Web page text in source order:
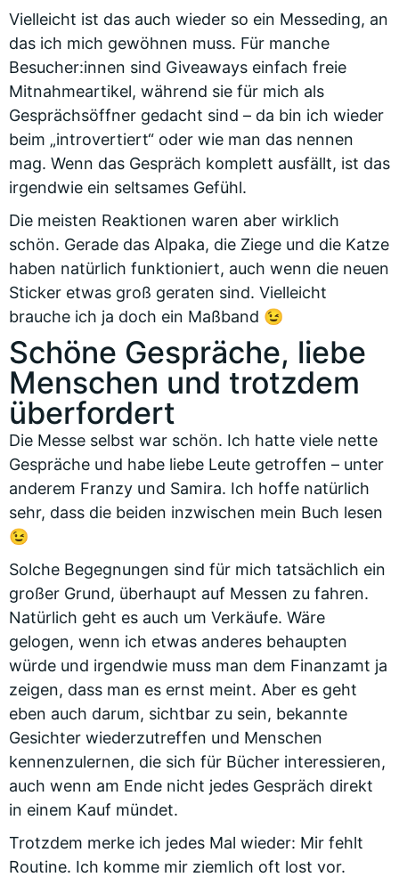
Vielleicht ist das auch wieder so ein Messeding, an
das ich mich gewöhnen muss. Für manche
Besucher:innen sind Giveaways einfach freie
Mitnahmeartikel, während sie für mich als
Gesprächsöffner gedacht sind – da bin ich wieder
beim „introvertiert“ oder wie man das nennen
mag. Wenn das Gespräch komplett ausfällt, ist das
irgendwie ein seltsames Gefühl.
Die meisten Reaktionen waren aber wirklich
schön. Gerade das Alpaka, die Ziege und die Katze
haben natürlich funktioniert, auch wenn die neuen
Sticker etwas groß geraten sind. Vielleicht
brauche ich ja doch ein Maßband 😉
Schöne Gespräche, liebe
Menschen und trotzdem
überfordert
Die Messe selbst war schön. Ich hatte viele nette
Gespräche und habe liebe Leute getroffen – unter
anderem Franzy und Samira. Ich hoffe natürlich
sehr, dass die beiden inzwischen mein Buch lesen
😉
Solche Begegnungen sind für mich tatsächlich ein
großer Grund, überhaupt auf Messen zu fahren.
Natürlich geht es auch um Verkäufe. Wäre
gelogen, wenn ich etwas anderes behaupten
würde und irgendwie muss man dem Finanzamt ja
zeigen, dass man es ernst meint. Aber es geht
eben auch darum, sichtbar zu sein, bekannte
Gesichter wiederzutreffen und Menschen
kennenzulernen, die sich für Bücher interessieren,
auch wenn am Ende nicht jedes Gespräch direkt
in einem Kauf mündet.
Trotzdem merke ich jedes Mal wieder: Mir fehlt
Routine. Ich komme mir ziemlich oft lost vor.